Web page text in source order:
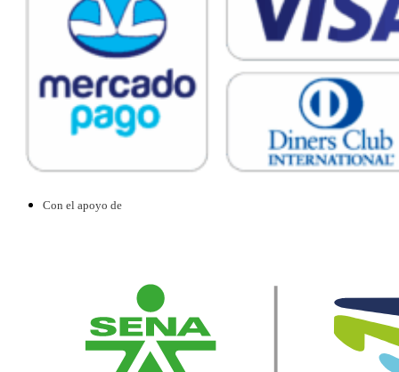
Con el apoyo de